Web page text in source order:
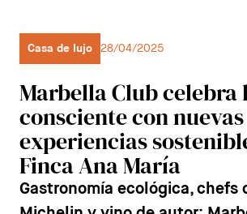
Casa de lujo 28/04/2025
Marbella Club celebra
consciente con nuevas
experiencias
Finca Ana María
Gastronomía ecológica, chefs